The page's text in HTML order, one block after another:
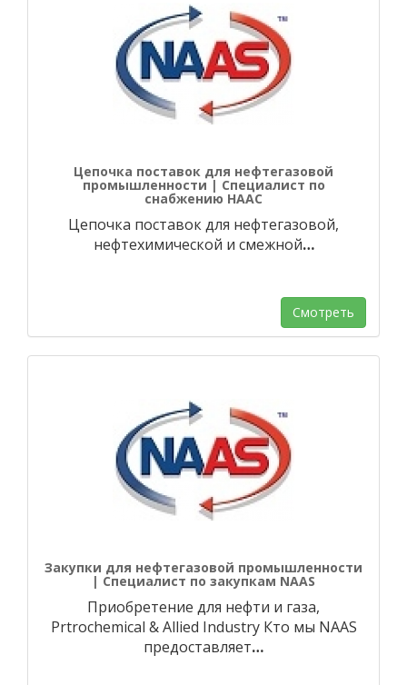
Цепочка поставок для нефтегазовой
промышленности | Специалист по
снабжению НААС
Цепочка поставок для нефтегазовой,
нефтехимической и смежной…
Смотреть
Закупки для нефтегазовой промышленности
| Специалист по закупкам NAAS
Приобретение для нефти и газа,
Prtrochemical & Allied Industry Кто мы NAAS
предоставляет…